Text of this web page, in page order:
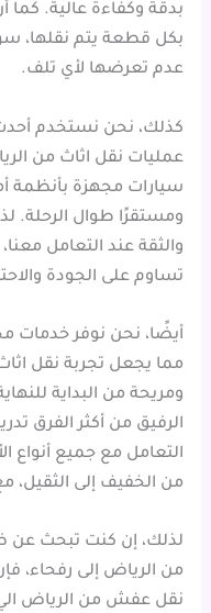
بدقة وكفاءة عالية. كما
بكل قطعة يتم نقلها،
عدم تعرضها لأي تلف.
كذلك، نحن نستخدم
عمليات نقل اثاث من
سيارات مجهزة بأنظمة
ومستقرًا طوال الرحلة.
والثقة عند التعامل
تساوم على الجودة
أيضًا، نحن نوفر
مما يجعل تجربة نقل
ومريحة من البداية
الرفيق من أكثر الفرق
التعامل مع جميع أنواع
من الخفيف إلى الثقيل،
لذلك، إن كنت تبحث عن
من الرياض إلى رفحاء،
نقل عفش من الرياض